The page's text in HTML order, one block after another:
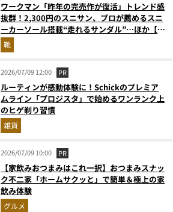
ワークマン「昨年の完売作が復活」トレンド感
抜群！2,300円のスニサン、プロが薦めるスニ
ーカーソール搭載“走れるサンダル”…ほか【夏
シューズの人気記事ランキングベスト3】
（2026年6月版）
靴
2026/07/09 12:00 PR
ルーティンが感動体験に！Schickのプレミア
ムライン「プロジスタ」で始めるワンランク上
のヒゲ剃り習慣
雑貨
2026/07/09 10:00 PR
【家飲みおつまみはこれ一択】おつまみスナッ
ク不二家「ホームサクッと」で簡単＆極上の家
飲み体験
グルメ